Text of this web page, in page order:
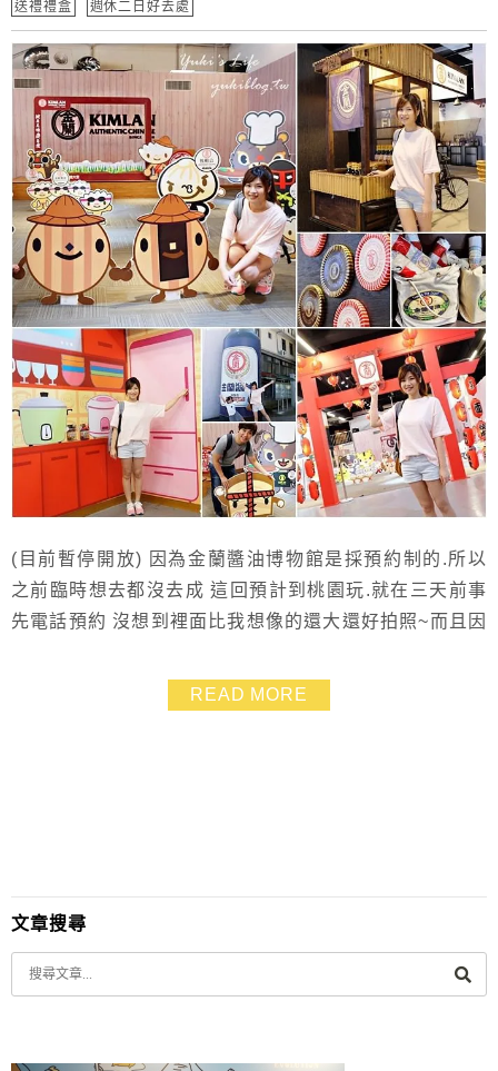
送禮禮盒
週休二日好去處
(目前暫停開放) 因為金蘭醬油博物館是採預約制的.所以
之前臨時想去都沒去成 這回預計到桃園玩.就在三天前事
先電話預約 沒想到裡面比我想像的還大還好拍照~而且因
門票便宜.一進來就先一人送了一瓶甜辣醬.還發$30抵用
卷 但因為我們當天沒什麼人(也可能是假日的原因)所以就
READ MORE
文章搜尋